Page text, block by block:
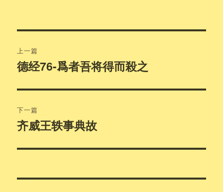
章
航
上一篇
上
文
章：
德经76-爲者吾将得而殺之
下一篇
下
文
齐威王轶事典故